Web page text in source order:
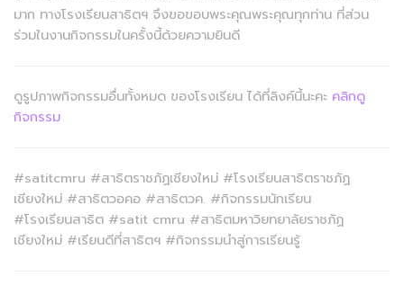
มาก ทางโรงเรียนสาธิตฯ จึงขอขอบพระคุณพระคุณทุกท่าน ที่ส่วน
ร่วมในงานกิจกรรมในครั้งนี้ด้วยความยินดี
ดูรูปภาพกิจกรรมอื่นทั้งหมด ของโรงเรียน ได้ที่ลิงค์นี้นะคะ คลิกดู
กิจกรรม
#satitcmru #สาธิตราชภัฏเชียงใหม่ #โรงเรียนสาธิตราชภัฏ
เชียงใหม่ #สาธิตวอคอ #สาธิตวค. #กิจกรรมนักเรียน
#โรงเรียนสาธิต #satit cmru #สาธิตมหาวิยทยาลัยราชภัฏ
เชียงใหม่ #เรียนดีที่สาธิตฯ #กิจกรรมนำสู่การเรียนรู้